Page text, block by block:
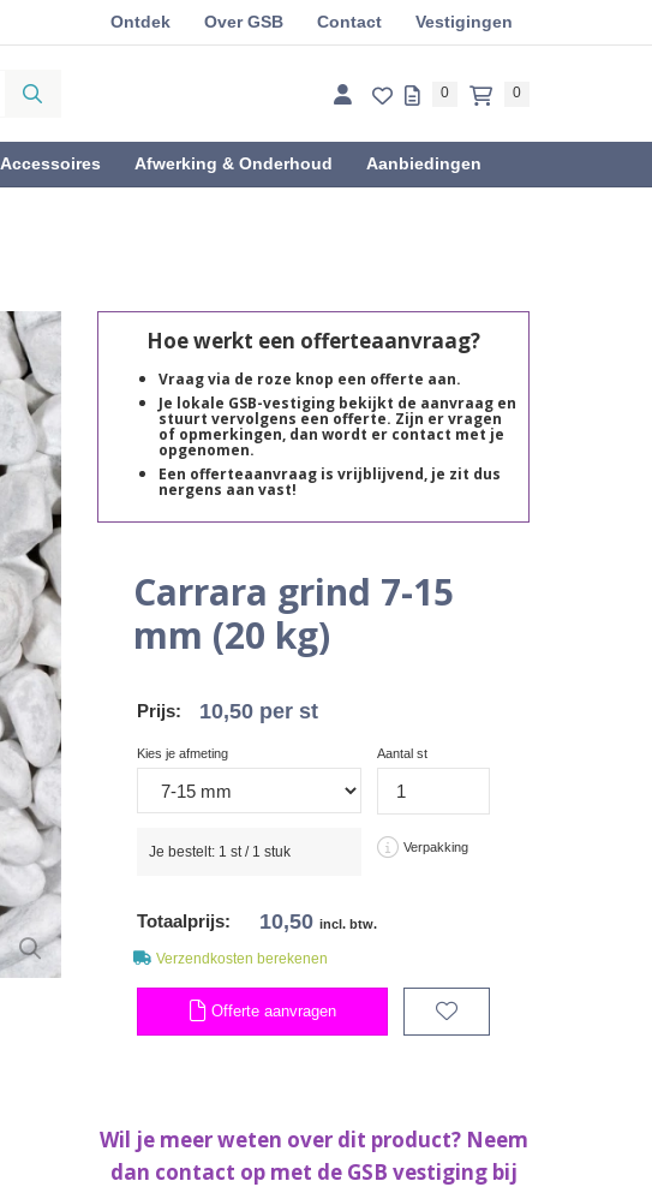
Ontdek Over GSB Contact Vestigingen
0 0
Accessoires Afwerking & Onderhoud Aanbiedingen
Hoe werkt een offerteaanvraag?
Vraag via de roze knop een offerte aan.
Je lokale GSB-vestiging bekijkt de aanvraag en
stuurt vervolgens een offerte. Zijn er vragen
of opmerkingen, dan wordt er contact met je
opgenomen.
Een offerteaanvraag is vrijblijvend, je zit dus
nergens aan vast!
Carrara grind 7-15
mm (20 kg)
Prijs: 10,50 per st
Kies je afmeting Aantal st
Je bestelt: 1 st / 1 stuk Verpakking
Totaalprijs: 10,50 incl. btw.
Verzendkosten berekenen
Offerte aanvragen
Wil je meer weten over dit product? Neem
dan contact op met de GSB vestiging bij